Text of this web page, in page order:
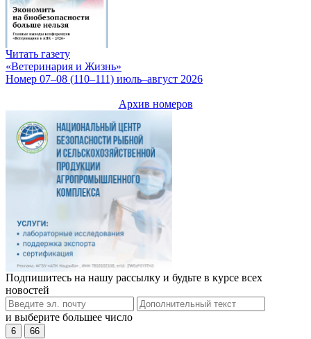
Читать газету
«Ветеринария и Жизнь»
Номер 07–08 (110–111) июль–август 2026
Архив номеров
Подпишитесь на нашу рассылку и будьте в курсе всех
новостей
и выберите большее число
6 66